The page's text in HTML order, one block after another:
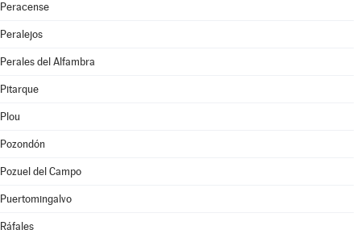
Peracense
Peralejos
Perales del Alfambra
Pitarque
Plou
Pozondón
Pozuel del Campo
Puertomingalvo
Ráfales